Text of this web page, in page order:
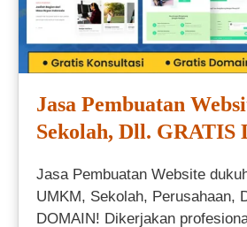
Jasa Pembuatan
Sekolah, Dll. GRATIS
Jasa Pembuatan Website
UMKM, Sekolah, Perusahaan,
DOMAIN! Dikerjakan